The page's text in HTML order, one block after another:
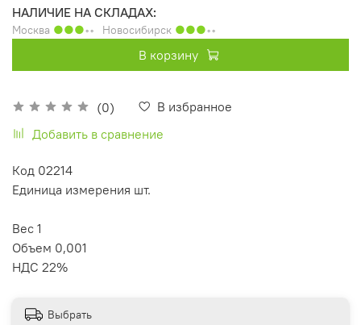
(0)
В избранное
Добавить в сравнение
НАЛИЧИЕ НА СКЛАДАХ:
Москва ●●●◦◦ Новосибирск ●●●◦◦
В корзину
Код 02214
Единица измерения шт.
Вес 1
Объем 0,001
НДС 22%
Выбрать